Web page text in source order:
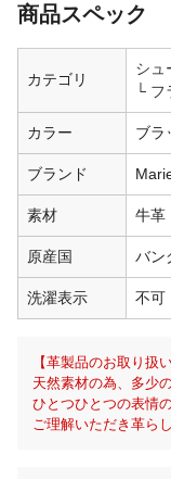
商品スペック
カテゴリ
シュ
フ
カラー ブラ
ブランド
素材 牛革
原産国 バン
洗濯表示 不可
【革製品のお取り扱
天然素材の為、多少
ひとつひとつの表情
ご理解いただき革ら